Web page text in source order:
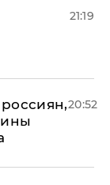
21:19
20:52